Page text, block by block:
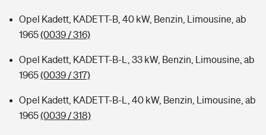
Opel Kadett, KADETT-B, 40 kW, Benzin, Limousine, ab
1965(0039 / 316)
Opel Kadett, KADETT-B-L, 33 kW, Benzin, Limousine, ab
1965(0039 / 317)
Opel Kadett, KADETT-B-L, 40 kW, Benzin, Limousine, ab
1965(0039 / 318)